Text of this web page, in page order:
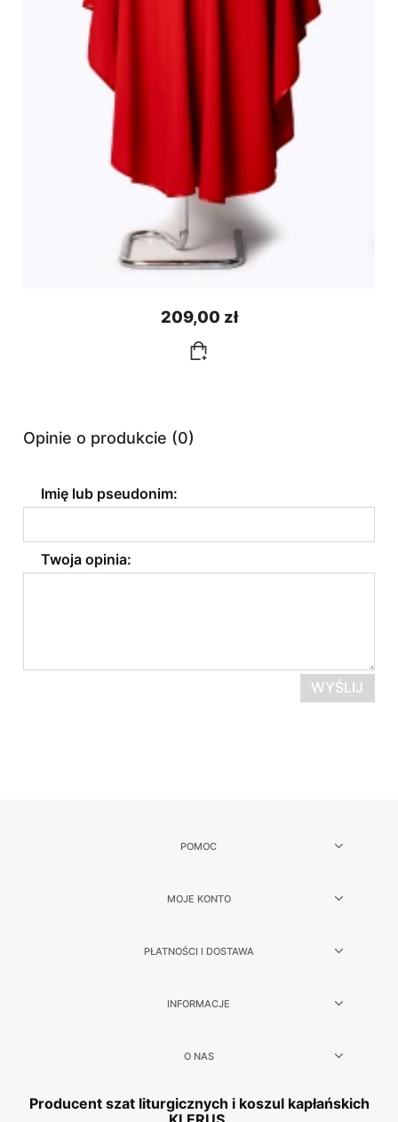
209,00 zł
Opinie o produkcie (0)
Imię lub pseudonim:
Twoja opinia:
WYŚLIJ
POMOC
MOJE KONTO
PŁATNOŚCI I DOSTAWA
INFORMACJE
O NAS
Producent szat liturgicznych i koszul kapłańskich